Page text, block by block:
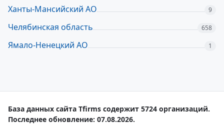
Ханты-Мансийский АО 9
Челябинская область 658
Ямало-Ненецкий АО 1
База данных сайта Tfirms содержит 5724 организаций.
Последнее обновление: 07.08.2026.